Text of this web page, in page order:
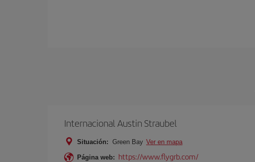
Internacional Austin Straubel
Situación: Green Bay Ver en mapa
Página web: https://www.flygrb.com/